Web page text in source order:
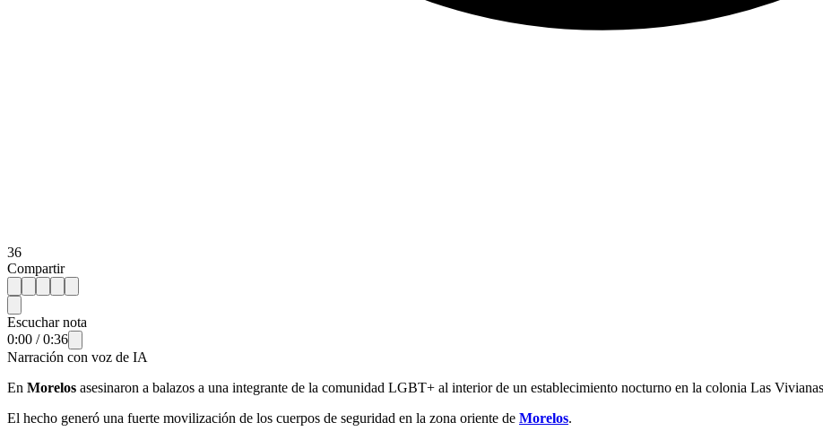
36
Compartir
Escuchar nota
0:00 /0:36
Narración con voz de IA
En Morelos asesinaron a balazos a una integrante de la comunidad LGBT+ al interior de un establecimiento nocturno en la colonia Las
El hecho generó una fuerte movilización de los cuerpos de seguridad en la zona oriente de Morelos.